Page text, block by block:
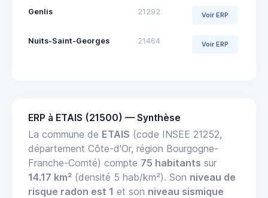
Genlis 21292 Voir ERP
Nuits-Saint-Georges 21464 Voir ERP
ERP à ETAIS (21500) — Synthèse
La commune de ETAIS (code INSEE 21252,
département Côte-d'Or, région Bourgogne-
Franche-Comté) compte 75 habitants sur
14.17 km² (densité 5 hab/km²). Son niveau de
risque radon est 1 et son niveau sismique